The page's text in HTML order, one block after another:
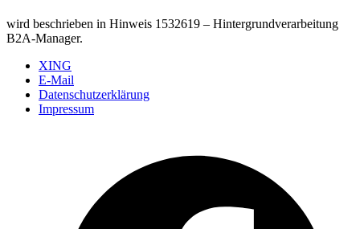
wird beschrieben in Hinweis 1532619 – Hintergrundverarbeitung
B2A-Manager.
XING
E-Mail
Datenschutzerklärung
Impressum